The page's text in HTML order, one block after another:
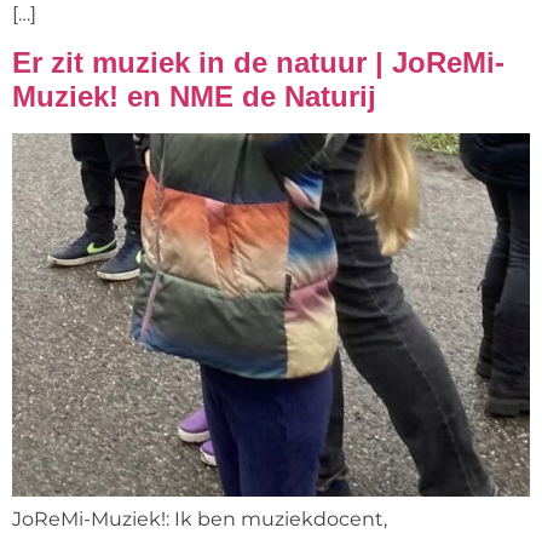
[…]
Er zit muziek in de natuur | JoReMi-
Muziek! en NME de Naturij
JoReMi-Muziek!: Ik ben muziekdocent,